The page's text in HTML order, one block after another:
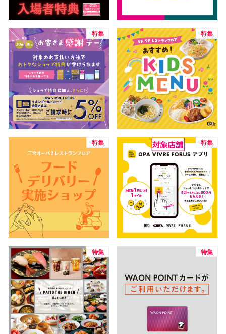
特集 特集
特集 特集
特集 特集
利用規約
ソーシャル
秋田オ
高崎オ
新百合丘
キャナルシ
那覇オ
横浜ビ